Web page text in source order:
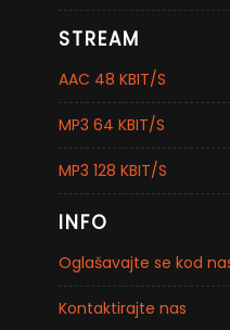
STREAM
AAC 48 KBIT/S
MP3 64 KBIT/S
MP3 128 KBIT/S
INFO
Oglašavajte se kod
Kontaktirajte nas